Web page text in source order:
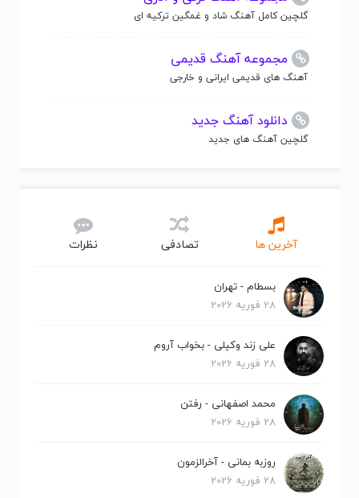
گلچین کامل آهنگ شاد و غمگین ترکیه ای
مجموعه آهنگ قدیمی
آهنگ های قدیمی ایرانی و خارجی
دانلود آهنگ جدید
گلچین آهنگ های جدید
آخرین ها تصادفی نظرات
بسطام - تهران
28 فوریه 2026
علی زند وکیلی - بخواب آروم
28 فوریه 2026
محمد اصفهانی - رفتن
28 فوریه 2026
روزبه بمانی - آخرالزمون
28 فوریه 2026